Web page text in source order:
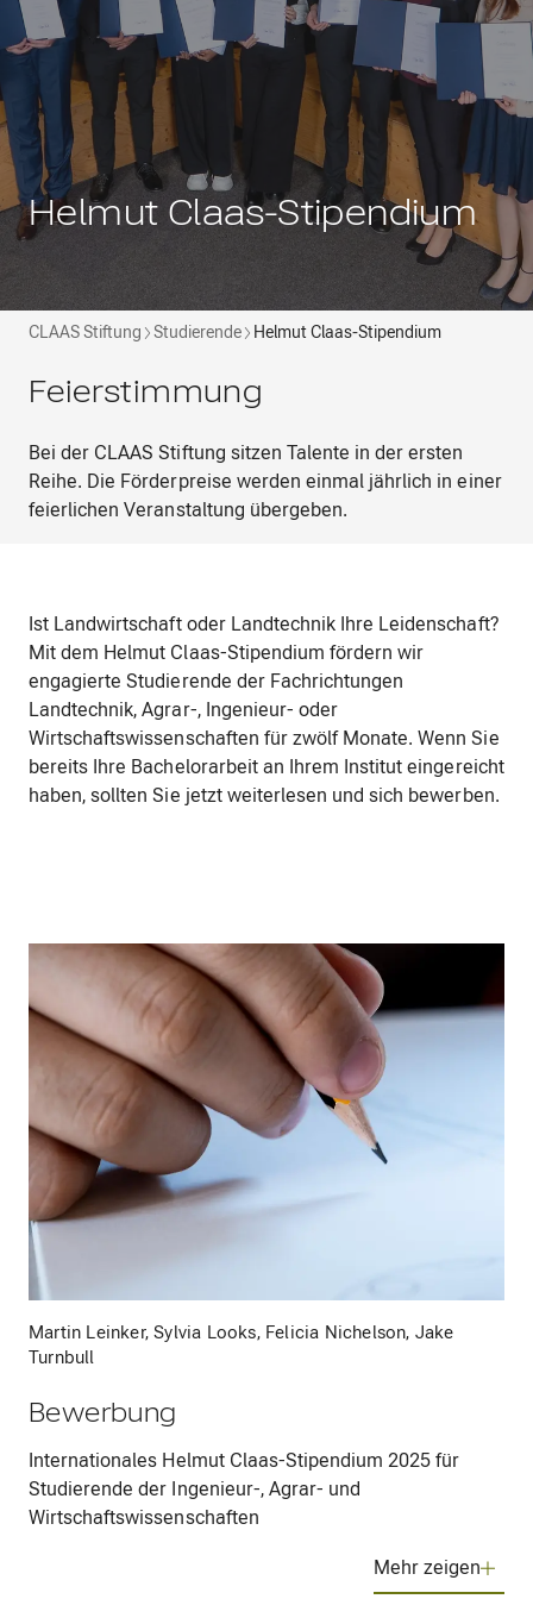
Helmut Claas-Stipendium
CLAAS Stiftung Studierende Helmut Claas-Stipendium
Feierstimmung
Bei der CLAAS Stiftung sitzen Talente in der ersten
Reihe. Die Förderpreise werden einmal jährlich in einer
feierlichen Veranstaltung übergeben.
Ist Landwirtschaft oder Landtechnik Ihre Leidenschaft?
Mit dem Helmut Claas-Stipendium fördern wir
engagierte Studierende der Fachrichtungen
Landtechnik, Agrar-, Ingenieur- oder
Wirtschaftswissenschaften für zwölf Monate. Wenn Sie
bereits Ihre Bachelorarbeit an Ihrem Institut eingereicht
haben, sollten Sie jetzt weiterlesen und sich bewerben.
Martin Leinker, Sylvia Looks, Felicia Nichelson, Jake
Turnbull
Bewerbung
Internationales Helmut Claas-Stipendium 2025 für
Studierende der Ingenieur-, Agrar- und
Wirtschaftswissenschaften
Mehr zeigen